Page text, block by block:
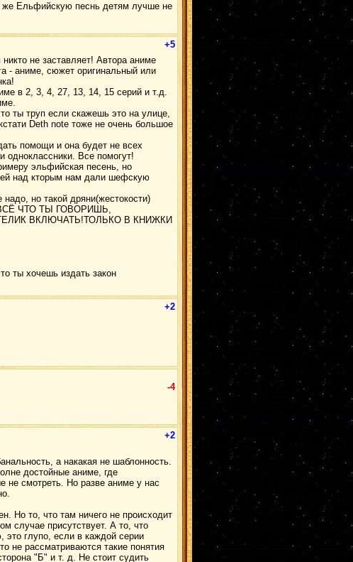
же Ельфийскую песнь детям лучше не
+5
не заставляет! Автора аниме
- аниме, сюжет оригинальный или
в 2, 3, 4, 27, 13, 14, 15 серий и т.д.
ты труп если скажешь это на улице,
Deth note тоже не очень большое
помощи и она будет не всех
Все помогут!
эльфийская песень, но
над кторым нам дали шефскую
но такой дряни(жестокости)
ВСЁ ЧТО ТЫ ГОВОРИШЬ,
ВКЛЮЧАТЬ!ТОЛЬКО В КНИЖКИ
ты хочешь издать закон
+2
-4
+2
а накакая не шаблонность.
достойные аниме, где
не смотреть. Но разве аниме у нас
Но то, что там ничего не происходит
случае присутствует. А то, что
глупо, если в каждой серии
не рассматриваются такие понятия
"Б" и т. д. Не стоит судить